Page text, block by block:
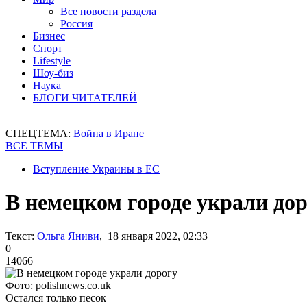
Все новости раздела
Россия
Бизнес
Спорт
Lifestyle
Шоу-биз
Наука
БЛОГИ ЧИТАТЕЛЕЙ
СПЕЦТЕМА: Война в Иране
ВСЕ ТЕМЫ
Вступление Украины в ЕС
В немецком городе украли
Текст: Ольга Яниви, 18 января 2022, 02:33
0
14066
Фото: polishnews.co.uk
Остался только песок